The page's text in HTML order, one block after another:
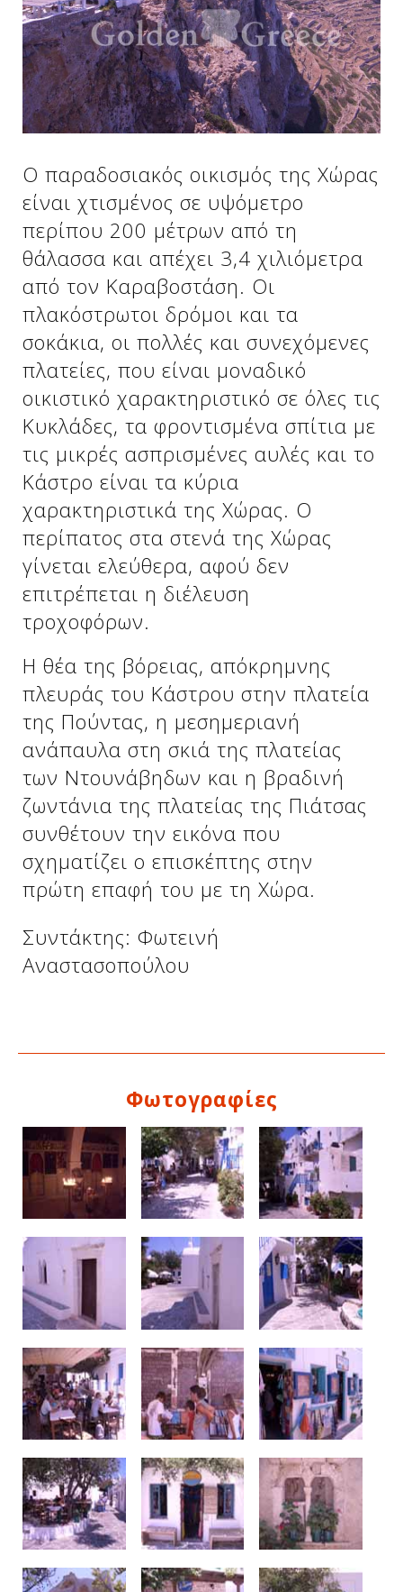
Δείτε μας:
Δείτε μας:
Δείτε μας:
Δείτε μας:
Δείτε μας:
Δείτε μας:
Δείτε μας:
Δείτε μας:
Δείτε μας:
Δείτε μας:
Δείτε μας:
Δείτε μας:
Δείτε μας:
Δείτε μας:
Δείτε μας:
Ο παραδοσιακός οικισμός της Χώρας
είναι χτισμένος σε υψόμετρο
περίπου 200 μέτρων από τη
θάλασσα και απέχει 3,4 χιλιόμετρα
από τον Καραβοστάση. Οι
πλακόστρωτοι δρόμοι και τα
σοκάκια, οι πολλές και συνεχόμενες
πλατείες, που είναι μοναδικό
οικιστικό χαρακτηριστικό σε όλες τις
Κυκλάδες, τα φροντισμένα σπίτια με
τις μικρές ασπρισμένες αυλές και το
Κάστρο είναι τα κύρια
χαρακτηριστικά της Χώρας. Ο
περίπατος στα στενά της Χώρας
γίνεται ελεύθερα, αφού δεν
επιτρέπεται η διέλευση
τροχοφόρων.
Η θέα της βόρειας, απόκρημνης
πλευράς του Κάστρου στην πλατεία
της Πούντας, η μεσημεριανή
ανάπαυλα στη σκιά της πλατείας
των Ντουνάβηδων και η βραδινή
ζωντάνια της πλατείας της Πιάτσας
συνθέτουν την εικόνα που
σχηματίζει ο επισκέπτης στην
πρώτη επαφή του με τη Χώρα.
Συντάκτης: Φωτεινή
Αναστασοπούλου
Φωτογραφίες